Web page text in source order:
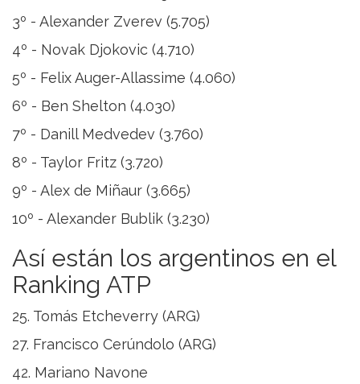
3º - Alexander Zverev (5.705)
4º - Novak Djokovic (4.710)
5º - Felix Auger-Allassime (4.060)
6º - Ben Shelton (4.030)
7º - Danill Medvedev (3.760)
8º - Taylor Fritz (3.720)
9º - Alex de Miñaur (3.665)
10º - Alexander Bublik (3.230)
Así están los argentinos en el
Ranking ATP
25. Tomás Etcheverry (ARG)
27. Francisco Cerúndolo (ARG)
42. Mariano Navone